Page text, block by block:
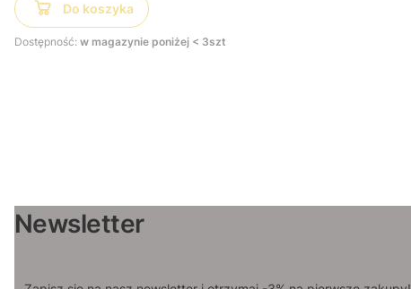
Do koszyka
Dostępność: w magazynie poniżej < 3szt
Newsletter